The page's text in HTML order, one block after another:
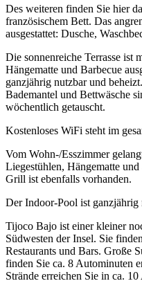
Des weiteren finden Sie hier
französischem Bett. Das
ausgestattet: Dusche,
Die sonnenreiche Terrasse ist
Hängematte und Barbecue
ganzjährig nutzbar und
Bademantel und Bettwäsche
wöchentlich getauscht.
Kostenloses WiFi steht im
Vom Wohn-/Esszimmer
Liegestühlen, Hängematte
Grill ist ebenfalls vorhanden.
Der Indoor-Pool ist ganzjährig
Tijoco Bajo ist einer kleiner
Südwesten der Insel. Sie
Restaurants und Bars. Große
finden Sie ca. 8 Autominuten
Strände erreichen Sie in ca.